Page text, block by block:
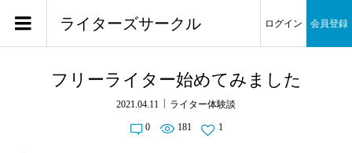
ライターズサークル ログイン 会員登録
フリーライター始めてみました
2021.04.11 ライター体験談
0 181 1